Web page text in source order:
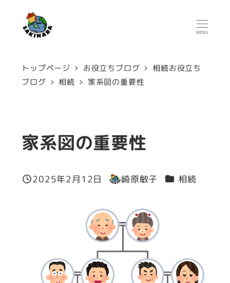
MENU
トップページ お役立ちブログ
相続お役立ち
ブログ
相続 家系図の重要性
家系図の重要性
投稿日
2025年2月12日
著
崎原敏子 カテゴリー
相続